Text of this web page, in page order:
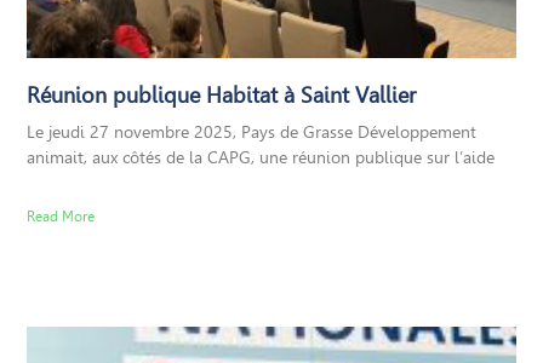
Réunion publique Habitat à Saint Vallier
Le jeudi 27 novembre 2025, Pays de Grasse Développement
animait, aux côtés de la CAPG, une réunion publique sur l’aide
Read More